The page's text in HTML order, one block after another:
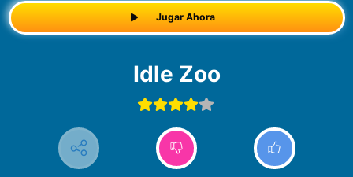
Jugar Ahora
Idle Zoo